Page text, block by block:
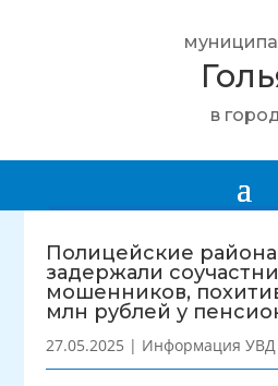
в
Полицейские
задержали
мошенников,
млн рублей у
27.05.2025 | Информация